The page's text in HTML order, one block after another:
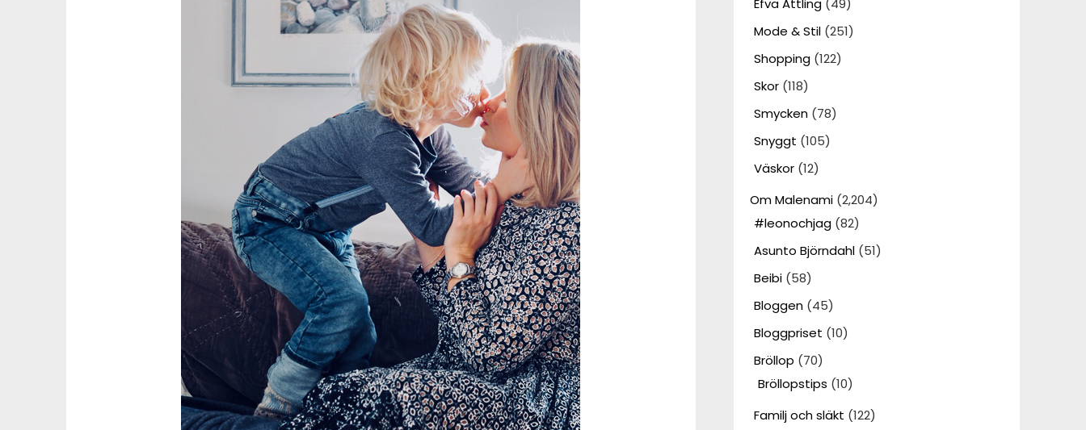
Efva Attling(49)
Mode & Stil(251)
Shopping(122)
Skor(118)
Smycken(78)
Snyggt (105)
Väskor(12)
Om Malenami(2,204)
#leonochjag(82)
Asunto Björndahl(51)
Beibi(58)
Bloggen(45)
Bloggpriset (10)
Bröllop (70)
Bröllopstips (10)
Familj och släkt (122)